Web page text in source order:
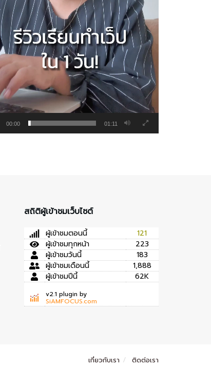
00:00 01:11
สถิติผู้เข้าชมเว็บไซต์
ผู้เข้าชมตอนนี้
121
ผู้เข้าชมทุกหน้า
223
ผู้เข้าชมวันนี้
183
ผู้เข้าชมเดือนนี้
1,888
ผู้เข้าชมปีนี้
62K
v2.1 plugin by
SiAMFOCUS.com
เกี่ยวกับเรา ติดต่อเรา